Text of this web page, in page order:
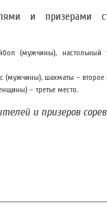
и призерами
(мужчины),
(мужчины), шахматы – второе
– третье место.
и призеров